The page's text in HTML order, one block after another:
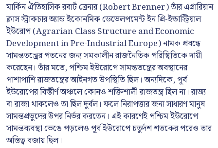
মার্কিন ঐতিহাসিক রবার্ট ব্রেনার (Robert Brenner) তাঁর এগ্রারিয়ান
ক্লাস স্ট্রাকচার অ্যান্ড ইকোনমিক ডেভেলপমেন্ট ইন প্রি-ইন্ডাস্ট্রিয়াল
ইউরোপ (Agrarian Class Structure and Economic
Development in Pre-Industrial Europe) নামক প্রবন্ধে
সামন্ততন্ত্রের পতনের জন্য সমকালীন রাজনৈতিক পরিস্থিতিকে দায়ী
করেছেন। তাঁর মতে, পশ্চিম ইউরোপে সামন্ততন্ত্রের অবস্থানের
পাশাপাশি রাজতন্ত্রের আইনগত উপস্থিতি ছিল। অন্যদিকে, পূর্ব
ইউরোপের বিস্তীর্ণ অঞ্চলে কোনও শক্তিশালী রাজতন্ত্র ছিল না। রাজ্য
বা রাজা থাকলেও তা ছিল দুর্বল। ফলে নিরাপত্তার জন্য সাধারণ মানুষ
সামন্তপ্রভুদের উপর নির্ভর করতেন। এই কারণেই পশ্চিম ইউরোপে
সামন্তব্যবস্থা ভেঙে পড়লেও পূর্ব ইউরোপে চতুর্দশ শতকের পরেও তার
অস্তিত্ব বজায় ছিল।